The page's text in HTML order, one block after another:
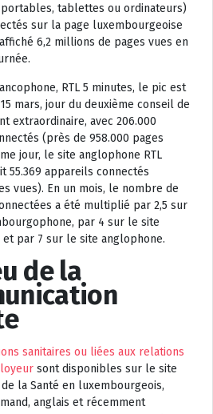
tablettes ou ordinateurs)
sur la page luxembourgeoise
6,2 millions de pages vues en
RTL 5 minutes, le pic est
mars, jour du deuxième conseil de
extraordinaire, avec 206.000
(près de 958.000 pages
jour, le site anglophone RTL
55.369 appareils connectés
vues). En un mois, le nombre de
a été multiplié par 2,5 sur
par 4 sur le site
par 7 sur le site anglophone.
de la
sanitaires ou liées aux relations
sont disponibles sur le site
la Santé en luxembourgeois,
anglais et récemment